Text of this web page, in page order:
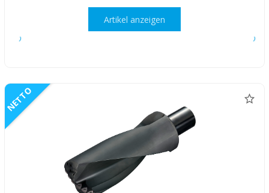
Artikel anzeigen
NETTO